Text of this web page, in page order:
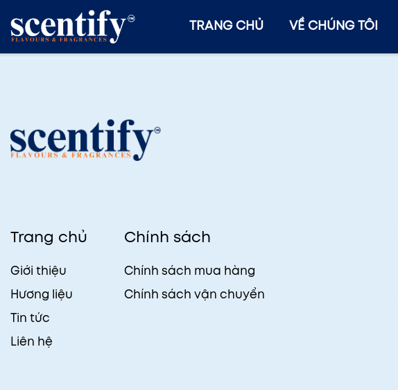
TRANG CHỦ VỀ CHÚNG TÔI
Trang chủ
Giới thiệu
Hương liệu
Tin tức
Liên hệ
Chính sách
Chính sách mua hàng
Chính sách vận chuyển